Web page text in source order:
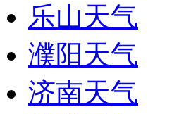
乐山天气
濮阳天气
济南天气